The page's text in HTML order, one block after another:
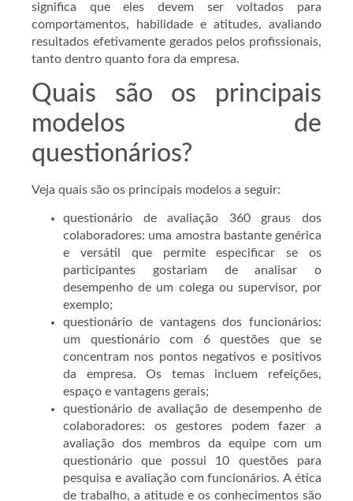
significa que eles devem ser voltados para
comportamentos, habilidade e atitudes, avaliando
resultados efetivamente gerados pelos profissionais,
tanto dentro quanto fora da empresa.
Quais são os principais
modelos de
questionários?
Veja quais são os principais modelos a seguir:
questionário de avaliação 360 graus dos
colaboradores: uma amostra bastante genérica
e versátil que permite especificar se os
participantes gostariam de analisar o
desempenho de um colega ou supervisor, por
exemplo;
questionário de vantagens dos funcionários:
um questionário com 6 questões que se
concentram nos pontos negativos e positivos
da empresa. Os temas incluem refeições,
espaço e vantagens gerais;
questionário de avaliação de desempenho de
colaboradores: os gestores podem fazer a
avaliação dos membros da equipe com um
questionário que possui 10 questões para
pesquisa e avaliação com funcionários. A ética
de trabalho, a atitude e os conhecimentos são